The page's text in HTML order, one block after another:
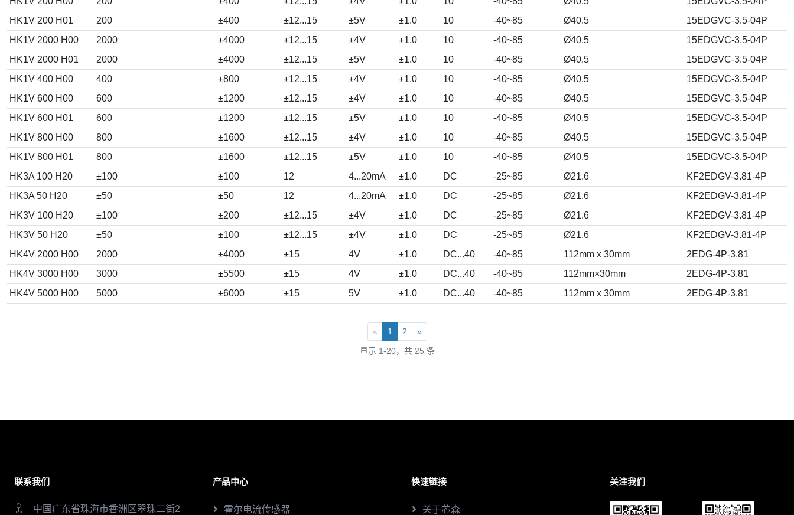
HK1V 200 H01
200 ±400 ±12...15 ±5V ±1.0 10 -40~85 Ø40.5
15EDGVC-3.5-04P
HK1V 2000 H00
2000 ±4000 ±12...15 ±4V ±1.0 10 -40~85 Ø40.5
15EDGVC-3.5-04P
HK1V 2000 H01
2000 ±4000 ±12...15 ±5V ±1.0 10 -40~85 Ø40.5
15EDGVC-3.5-04P
HK1V 400 H00
400 ±800 ±12...15 ±4V ±1.0 10 -40~85 Ø40.5
15EDGVC-3.5-04P
HK1V 600 H00
600 ±1200 ±12...15 ±4V ±1.0 10 -40~85 Ø40.5
15EDGVC-3.5-04P
HK1V 600 H01
600 ±1200 ±12...15 ±5V ±1.0 10 -40~85 Ø40.5
15EDGVC-3.5-04P
HK1V 800 H00
800 ±1600 ±12...15 ±4V ±1.0 10 -40~85 Ø40.5
15EDGVC-3.5-04P
HK1V 800 H01
800 ±1600 ±12...15 ±5V ±1.0 10 -40~85 Ø40.5
15EDGVC-3.5-04P
HK3A 100 H20
±100 ±100 12 4...20mA ±1.0 DC -25~85 Ø21.6
KF2EDGV-3.81-4P
HK3A 50 H20
±50 ±50 12 4...20mA ±1.0 DC -25~85 Ø21.6
KF2EDGV-3.81-4P
HK3V 100 H20
±100 ±200 ±12...15 ±4V ±1.0 DC -25~85 Ø21.6
KF2EDGV-3.81-4P
HK3V 50 H20
±50 ±100 ±12...15 ±4V ±1.0 DC -25~85 Ø21.6
KF2EDGV-3.81-4P
HK4V 2000 H00
2000 ±4000 ±15 4V ±1.0 DC...40 -40~85 112mm x 30mm
2EDG-4P-3.81
HK4V 3000 H00
3000 ±5500 ±15 4V ±1.0 DC...40 -40~85 112mm×30mm
2EDG-4P-3.81
HK4V 5000 H00
5000 ±6000 ±15 5V ±1.0 DC...40 -40~85 112mm x 30mm 2EDG-4P-3.81
« 1 2 »
显示 1-20，共 25 条
联系我们
中国广东省珠海市香洲区翠珠二街2
产品中心
霍尔电流传感器
快速链接
关于芯森
关注我们